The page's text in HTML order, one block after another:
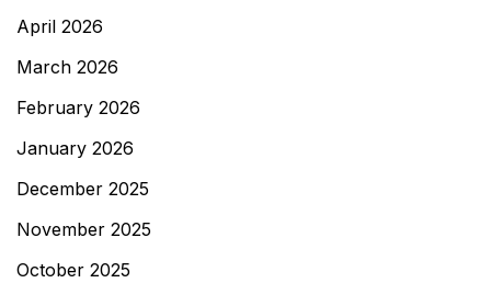
April 2026
March 2026
February 2026
January 2026
December 2025
November 2025
October 2025